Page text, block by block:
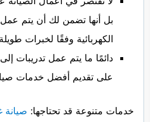
بل أنها تضمن لك أن يتم عمل
الكهربائية وفقًا لخبرات
دائمًا ما يتم عمل تدريبات
على تقديم أفضل خدمات
خدمات متنوعة قد تحتاجها: